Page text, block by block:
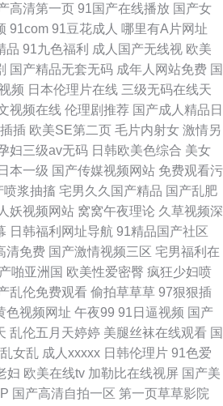
高清第一页 91国产在线播放 国产女
91com 91豆花成人 哪里有A片网址
品 91九色福利 成人国产无线视 欧美
国产精品无套无码 成年人网站免费 国
频 日本伦理片在线 三级无码在线天
视频在线 伦理剧推荐 国产成人精品日
插 欧美SE第二页 毛片内射女 激情另
妇三级av无码 日韩欧美色综合 美女
日本一级 国产传媒视频网站 免费观看污
喷浆抽搐 宅男久久国产精品 国产乱肥
妖视频网站 窝窝午夜理论 久草视频深
日韩福利网址导航 91精品国产社区
清免费 国产激情视频三区 宅男福利在
啪亚洲国 欧美性爱密臀 疯狂少妇喷
乱伦免费观看 偷拍草草草 97狠狠插
色视频网址 午夜99 91日逼视频 国产
乱伦五月天婷婷 美腿丝袜在线观看 国
女乱 成人xxxxx 日韩伦理片 91色爱
妇 欧美在线tv 加勒比在线视屏 国产美
国产高清自拍一区 第一页草草影院